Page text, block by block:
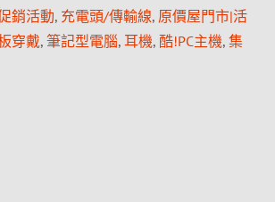
銷活動, 充電頭/傳輸線, 原價屋門市|活
穿戴, 筆記型電腦, 耳機, 酷!PC主機, 集